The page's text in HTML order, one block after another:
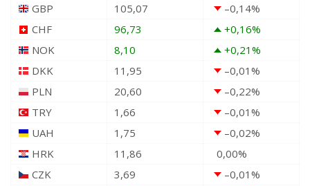
GBP
105,07 –0,14%
CHF
96,73 +0,16%
NOK
8,10 +0,21%
DKK
11,95 –0,01%
PLN
20,60 –0,22%
TRY
1,66 –0,01%
UAH
1,75 –0,02%
HRK
11,86 0,00%
CZK
3,69 –0,01%